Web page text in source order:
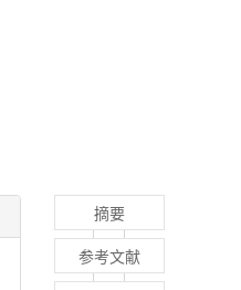
摘要
参考文献